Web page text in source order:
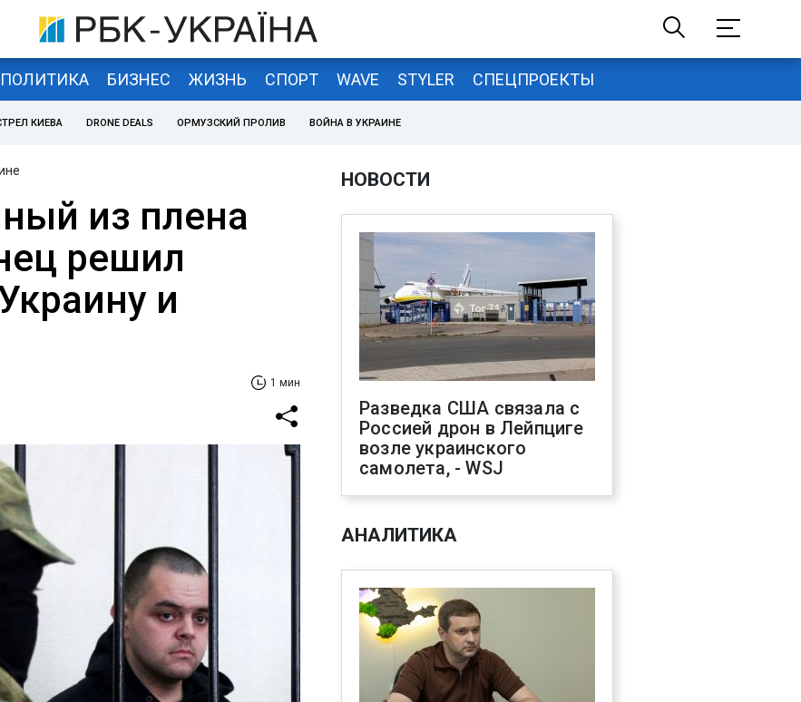
ПОЛИТИКА БИЗНЕС ЖИЗНЬ СПОРТ WAVE STYLER СПЕЦПРОЕКТЫ
КИЕВА DRONE DEALS ОРМУЗСКИЙ ПРОЛИВ ВОЙНА В УКРАИНЕ
из плена
решил
и
1 мин
НОВОСТИ
Разведка США связала с
Россией дрон в Лейпциге
возле украинского
самолета, - WSJ
АНАЛИТИКА